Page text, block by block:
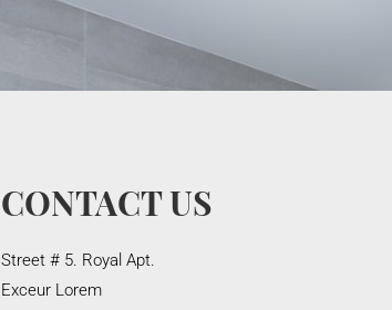
CONTACT US
Street # 5. Royal Apt.
Exceur Lorem